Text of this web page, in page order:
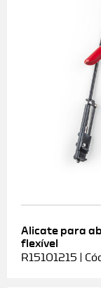
Alicate para
flexível
R15101215 |